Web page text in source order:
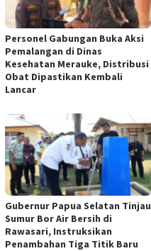
Personel Gabungan Buka Aksi
Pemalangan di Dinas
Kesehatan Merauke, Distribusi
Obat Dipastikan Kembali
Lancar
Gubernur Papua Selatan Tinjau
Sumur Bor Air Bersih di
Rawasari, Instruksikan
Penambahan Tiga Titik Baru